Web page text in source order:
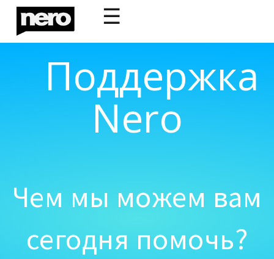
☰
Поддержка
Nero
Чем мы можем вам
сегодня помочь?